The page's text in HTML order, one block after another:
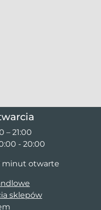
– 21:00
- 20:00
minut otwarte
sklepów